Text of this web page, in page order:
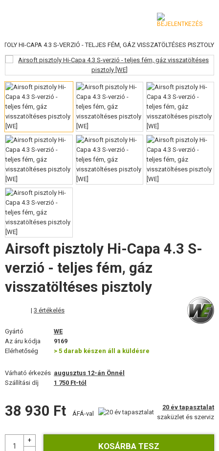
KATEGÓRIA
LÉGFEGYVEREK, CSÚZLIK
GRÁNÁTVETŐK, GRÁNÁTOK
LÖVEDÉK, GÁZ
AKKUMULÁTOROK, TÖLTŐK
TÁRAK
SZEMÜVEGEK, MASZKOK
FELSZERELÉS, EGYENRUHA, TOKOK
ÁLCÁZÁS, FESTÉK, SZALAG
RÁDIÓS, FEJHALLGATÓ, KAMERÁK
KIEGÉSZÍTŐK, HORDSZÍJAK
PÓTALKATRÉSZEK FEGYVEREKHEZ
FEGYVER JAVÍTÁS ÉS KARBANTARTÁS
ÖNVÉDELMI FELSZERELÉSEK, KÉPZÉS, KÉSEK
CÉLOK, LŐLAP
ÉPÍTŐKÉSZLETEK, MODELLEK
HI-CAPA 4.3 S-VERZIÓ - TELJES FÉM, GÁZ VISSZATÖLTÉSES PISZTOLY
Airsoft pisztoly Hi-Capa 4.3 S-
verzió - teljes fém, gáz
visszatöltéses pisztoly
| 3 értékelés
Gyártó
WE
Az áru kódja
9169
Elérhetőség
> 5 darab készen áll a küldésre
Várható érkezés augusztus 12-án Önnél
Szállítási díj
1 750 Ft-tól
38 930 Ft ÁFÁ-val
20 év tapasztalat
szaküzlet és szerviz